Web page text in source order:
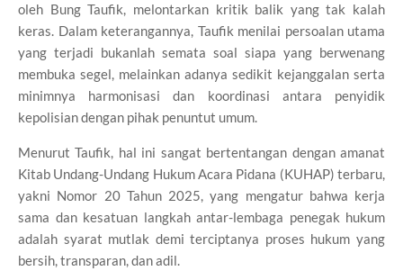
oleh Bung Taufik, melontarkan kritik balik yang tak kalah
keras. Dalam keterangannya, Taufik menilai persoalan utama
yang terjadi bukanlah semata soal siapa yang berwenang
membuka segel, melainkan adanya sedikit kejanggalan serta
minimnya harmonisasi dan koordinasi antara penyidik
kepolisian dengan pihak penuntut umum.
Menurut Taufik, hal ini sangat bertentangan dengan amanat
Kitab Undang-Undang Hukum Acara Pidana (KUHAP) terbaru,
yakni Nomor 20 Tahun 2025, yang mengatur bahwa kerja
sama dan kesatuan langkah antar-lembaga penegak hukum
adalah syarat mutlak demi terciptanya proses hukum yang
bersih, transparan, dan adil.